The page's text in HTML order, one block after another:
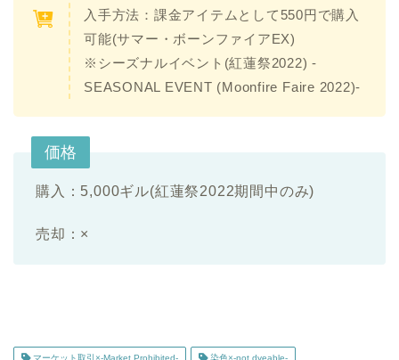
入手方法：課金アイテムとして550円で購入
可能(サマー・ボーンファイアEX)
※シーズナルイベント(紅蓮祭2022) -
SEASONAL EVENT (Moonfire Faire 2022)-
価格
購入：5,000ギル(紅蓮祭2022期間中のみ)
売却： ×
マーケット取引×-Market Prohibited- 染色×-not dyeable-